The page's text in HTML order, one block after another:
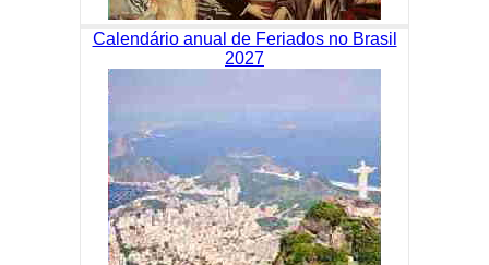
Calendário anual de Feriados no Brasil
2027